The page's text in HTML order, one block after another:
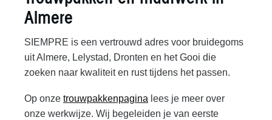
Almere
SIEMPRE is een vertrouwd adres voor bruidegoms
uit Almere, Lelystad, Dronten en het Gooi die
zoeken naar kwaliteit en rust tijdens het passen.
Op onze trouwpakkenpagina lees je meer over
onze werkwijze. Wij begeleiden je van eerste